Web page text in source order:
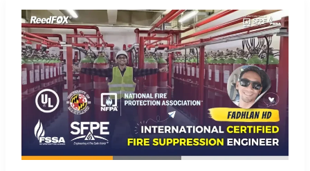
Kediri,
Sidoarjo,
Jawa
Timur.
Isi
Ulang
Clean
Agent
Gas
Fire
Suppression